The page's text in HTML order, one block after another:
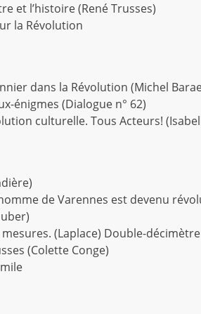
et l’histoire (René Trusses)
la Révolution
dans la Révolution (Michel
énigmes (Dialogue n° 62)
culturelle. Tous Acteurs!
de Varennes est devenu
(Laplace) Double-
(Colette Conge)